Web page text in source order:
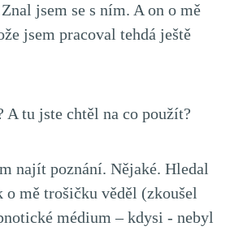
jsem se s ním. A on o mě
jsem pracoval tehdá ještě
A tu jste chtěl na co použít?
najít poznání. Nějaké. Hledal
o mě trošičku věděl (zkoušel
médium – kdysi - nebyl